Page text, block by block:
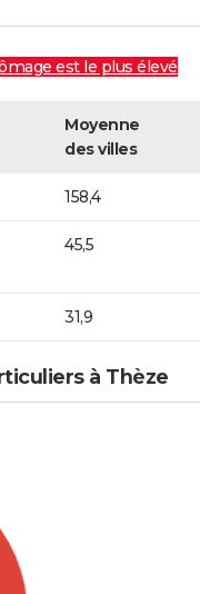
est le plus élevé
Moyenne
des villes
158,4
45,5
31,9
à Thèze